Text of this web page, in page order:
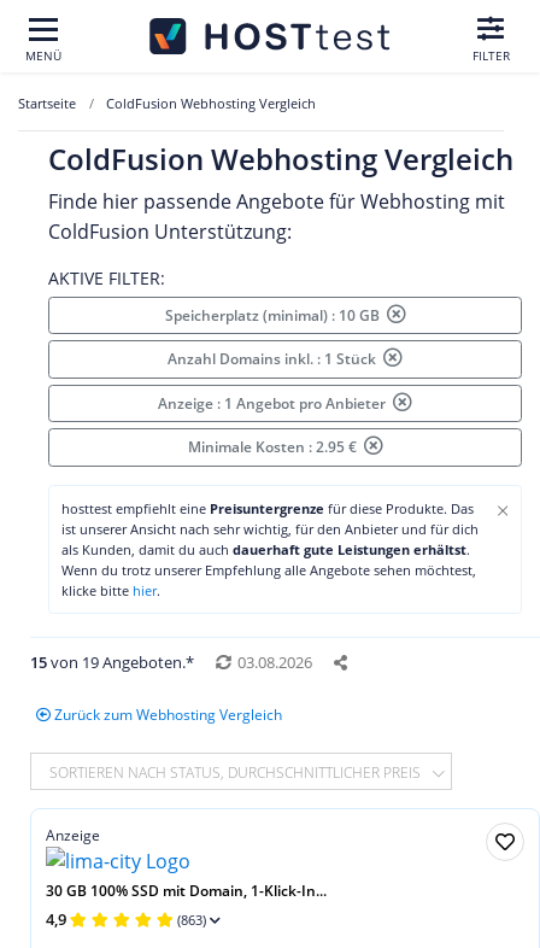
MENÜ FILTER
Startseite ColdFusion Webhosting Vergleich
ColdFusion Webhosting Vergleich
Finde hier passende Angebote für Webhosting mit
ColdFusion Unterstützung:
AKTIVE FILTER:
Speicherplatz (minimal) : 10 GB
Anzahl Domains inkl. : 1 Stück
Anzeige : 1 Angebot pro Anbieter
Minimale Kosten : 2.95 €
×
hosttest empfiehlt eine Preisuntergrenze für diese Produkte. Das
ist unserer Ansicht nach sehr wichtig, für den Anbieter und für dich
als Kunden, damit du auch dauerhaft gute Leistungen erhältst.
Wenn du trotz unserer Empfehlung alle Angebote sehen möchtest,
klicke bitte hier.
15von 19 Angeboten.* 03.08.2026
Zurück zum Webhosting Vergleich
SORTIEREN NACH STATUS, DURCHSCHNITTLICHER PREIS
Anzeige
30 GB 100% SSD mit Domain, 1-Klick-In...
4,9 (863)